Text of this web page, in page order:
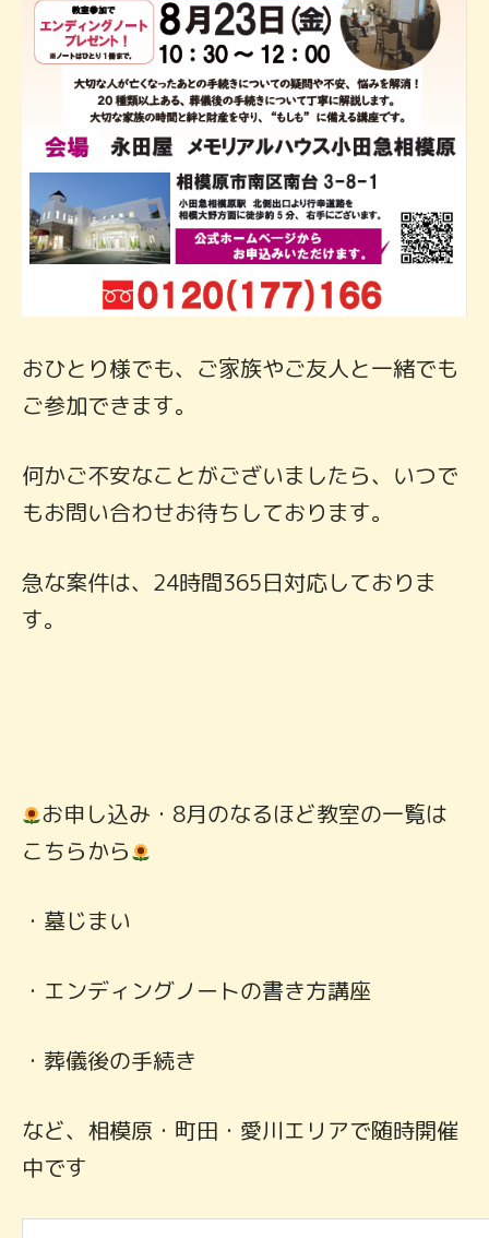
おひとり様でも、ご家族やご友人と一緒でも
ご参加できます。
何かご不安なことがございましたら、いつで
もお問い合わせお待ちしております。
急な案件は、24時間365日対応しておりま
す。
お申し込み・8月のなるほど教室の一覧は
こちらから
・墓じまい
・エンディングノートの書き方講座
・葬儀後の手続き
など、相模原・町田・愛川エリアで随時開催
中です